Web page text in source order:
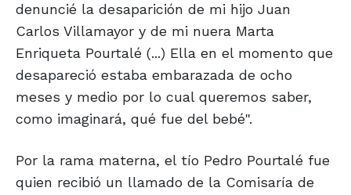
denuncié la desaparición de mi hijo Juan
Carlos Villamayor y de mi nuera Marta
Enriqueta Pourtalé (...) Ella en el momento que
desapareció estaba embarazada de ocho
meses y medio por lo cual queremos saber,
como imaginará, qué fue del bebé".
Por la rama materna, el tío Pedro Pourtalé fue
quien recibió un llamado de la Comisaría de